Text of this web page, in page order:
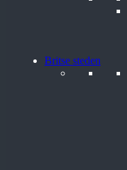
Britse steden